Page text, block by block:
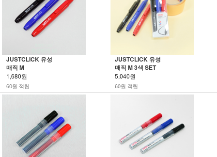
JUSTCLICK 유성
매직 M
1,680원
60원 적립
JUSTCLICK 유성
매직 M 3색 SET
5,040원
60원 적립